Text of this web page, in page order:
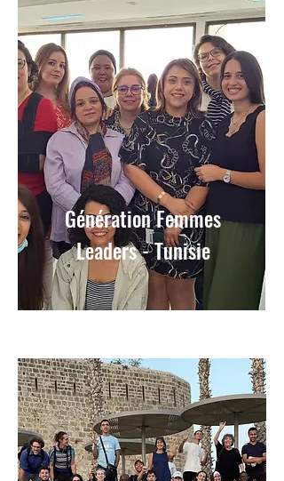
Génération Femmes
Leaders - Tunisie